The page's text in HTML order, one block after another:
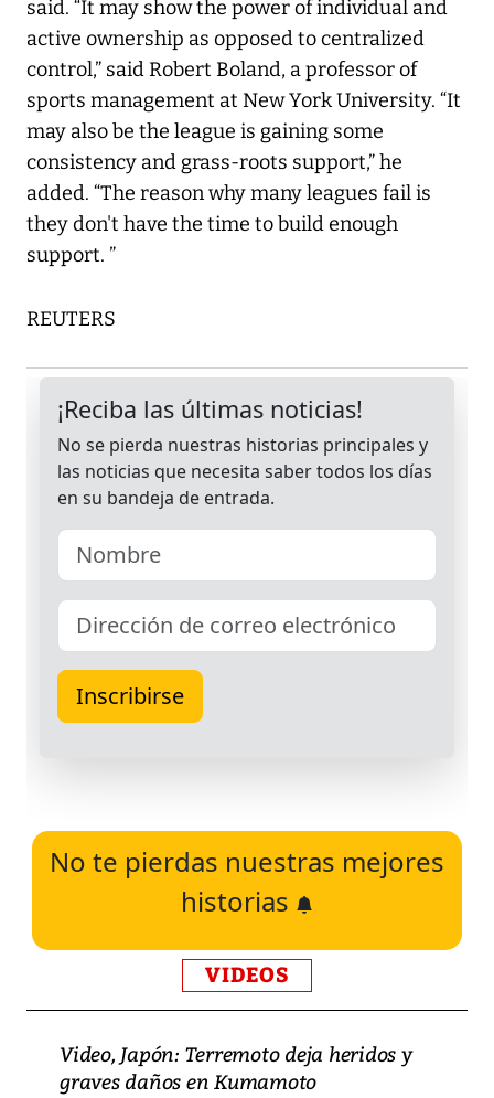
said. “It may show the power of individual and
active ownership as opposed to centralized
control,” said Robert Boland, a professor of
sports management at New York University. “It
may also be the league is gaining some
consistency and grass-roots support,” he
added. “The reason why many leagues fail is
they don't have the time to build enough
support. ”
REUTERS
No te pierdas nuestras mejores
historias
VIDEOS
Video, Japón: Terremoto deja heridos y
graves daños en Kumamoto